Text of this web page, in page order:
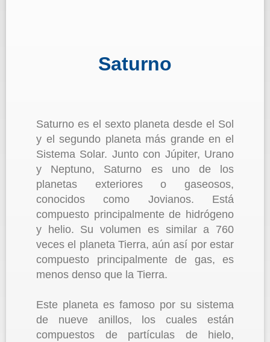
Saturno
Saturno es el sexto planeta desde el Sol
y el segundo planeta más grande en el
Sistema Solar. Junto con Júpiter, Urano
y Neptuno, Saturno es uno de los
planetas exteriores o gaseosos,
conocidos como Jovianos. Está
compuesto principalmente de hidrógeno
y helio. Su volumen es similar a 760
veces el planeta Tierra, aún así por estar
compuesto principalmente de gas, es
menos denso que la Tierra.
Este planeta es famoso por su sistema
de nueve anillos, los cuales están
compuestos de partículas de hielo,